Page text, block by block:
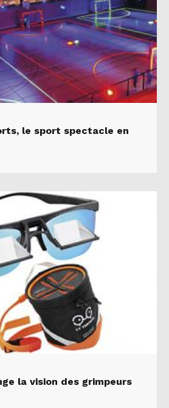
le sport spectacle en
la vision des grimpeurs